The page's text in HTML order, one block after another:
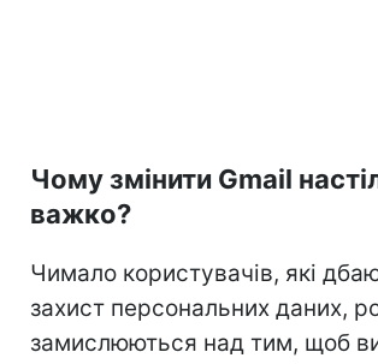
Чому змінити Gmail
важко?
Чимало користувачів, які
захист персональних даних,
замислюються над тим, щоб